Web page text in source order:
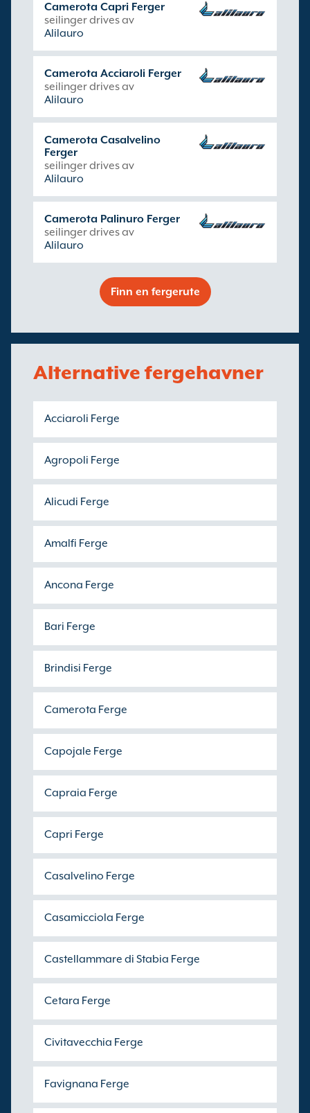
Camerota Capri Ferger
seilinger drives av
Alilauro
Camerota Acciaroli Ferger
seilinger drives av
Alilauro
Camerota Casalvelino
Ferger
seilinger drives av
Alilauro
Camerota Palinuro Ferger
seilinger drives av
Alilauro
Finn en fergerute
Alternative fergehavner
Acciaroli Ferge
Agropoli Ferge
Alicudi Ferge
Amalfi Ferge
Ancona Ferge
Bari Ferge
Brindisi Ferge
Camerota Ferge
Capojale Ferge
Capraia Ferge
Capri Ferge
Casalvelino Ferge
Casamicciola Ferge
Castellammare di Stabia Ferge
Cetara Ferge
Civitavecchia Ferge
Favignana Ferge